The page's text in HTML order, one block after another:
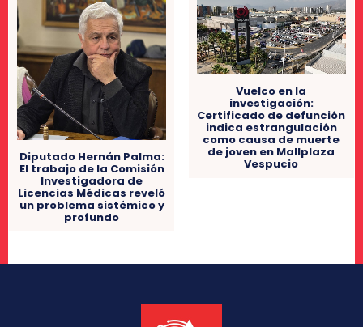
Diputado Hernán Palma:
El trabajo de la Comisión
Investigadora de
Licencias Médicas reveló
un problema sistémico y
profundo
Vuelco en la
investigación:
Certificado de defunción
indica estrangulación
como causa de muerte
de joven en Mallplaza
Vespucio